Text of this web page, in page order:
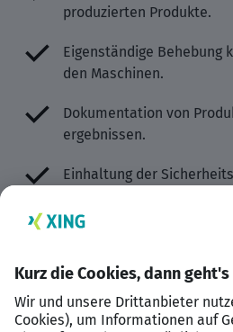
produzierten Produkte.
Eigenständige Behebung
den Maschinen.
Dokumentation von
ergebnissen.
Einhaltung der
Anforderungsprofil